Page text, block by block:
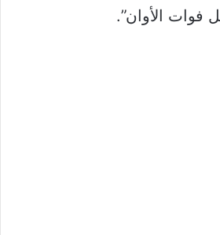
فوات الأوان”.